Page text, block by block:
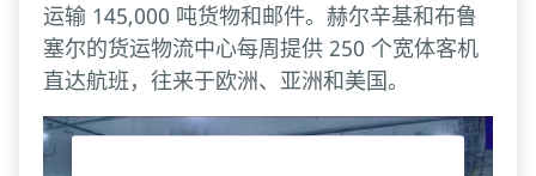
运输 145,000 吨货物和邮件。赫尔辛基和布鲁
塞尔的货运物流中心每周提供 250 个宽体客机
直达航班，往来于欧洲、亚洲和美国。